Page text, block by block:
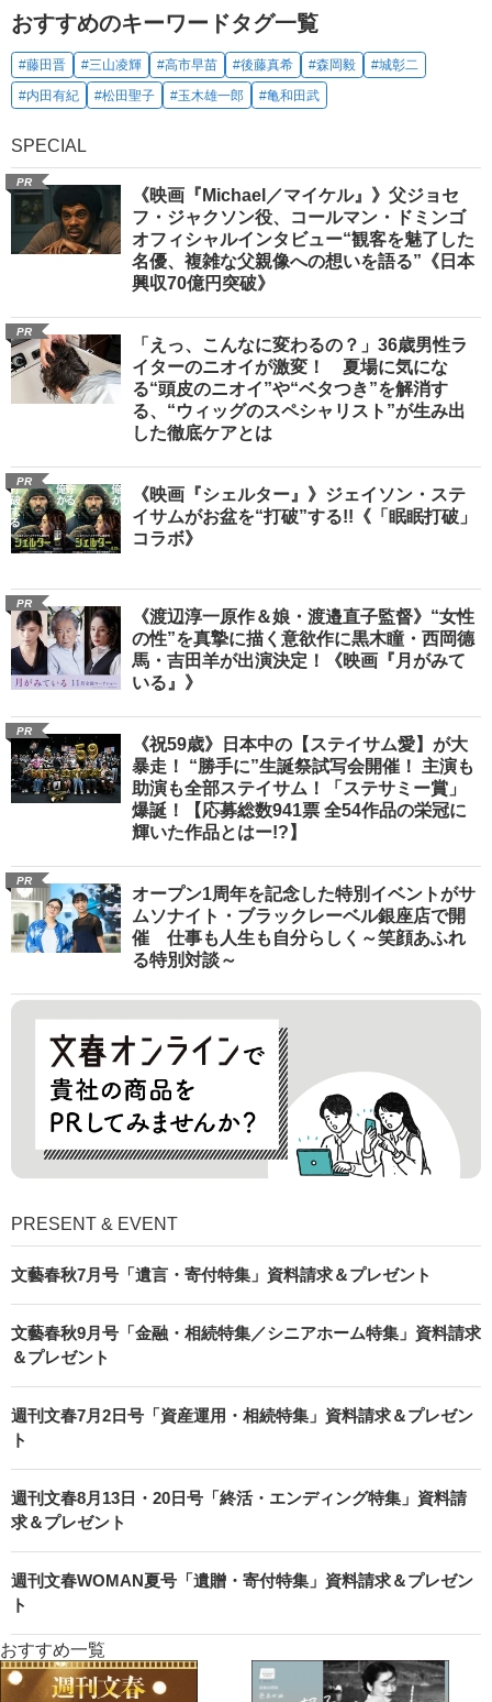
おすすめのキーワードタグ一覧
#藤田晋 #三山凌輝 #高市早苗 #後藤真希 #森岡毅
#城彰二
#内田有紀
#松田聖子 #玉木雄一郎 #亀和田武
SPECIAL
PR
《映画『Michael／マイケル』》父ジョセ
フ・ジャクソン役、コールマン・ドミンゴ
オフィシャルインタビュー“観客を魅了した
名優、複雑な父親像への想いを語る”《日本
興収70億円突破》
PR
「えっ、こんなに変わるの？」36歳男性ラ
イターのニオイが激変！ 夏場に気にな
る“頭皮のニオイ”や“ベタつき”を解消す
る、“ウィッグのスペシャリスト”が生み出
した徹底ケアとは
PR
《映画『シェルター』》ジェイソン・ステ
イサムがお盆を“打破”する!!《「眠眠打破」
コラボ》
PR
《渡辺淳一原作＆娘・渡邉直子監督》“女性
の性”を真摯に描く意欲作に黒木瞳・西岡德
馬・吉田羊が出演決定！《映画『月がみて
いる』》
PR
《祝59歳》日本中の【ステイサム愛】が大
暴走！ “勝手に”生誕祭試写会開催！ 主演も
助演も全部ステイサム！「ステサミー賞」
爆誕！【応募総数941票 全54作品の栄冠に
輝いた作品とはー!?】
PR
オープン1周年を記念した特別イベントがサ
ムソナイト・ブラックレーベル銀座店で開
催 仕事も人生も自分らしく～笑顔あふれ
る特別対談～
PRESENT & EVENT
文藝春秋7月号「遺言・寄付特集」資料請求＆プレゼント
文藝春秋9月号「金融・相続特集／シニアホーム特集」資料請求
＆プレゼント
週刊文春7月2日号「資産運用・相続特集」資料請求＆プレゼン
ト
週刊文春8月13日・20日号「終活・エンディング特集」資料請
求＆プレゼント
週刊文春WOMAN夏号「遺贈・寄付特集」資料請求＆プレゼン
ト
おすすめ一覧